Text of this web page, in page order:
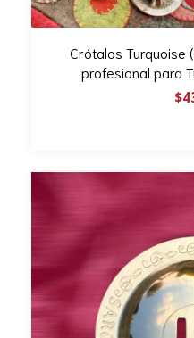
Crótalos Turquoise
profesional para